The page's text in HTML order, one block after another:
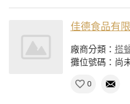
佳德食品有
廠商分類： 搭
攤位號碼：尚
0